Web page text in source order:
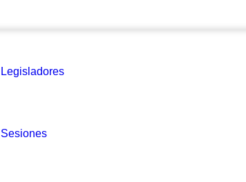
Legisladores
Sesiones